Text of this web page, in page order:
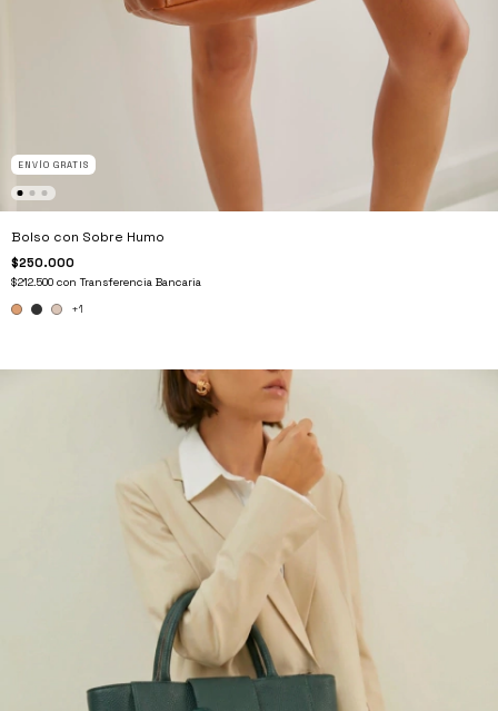
ENVÍO GRATIS
Bolso con Sobre Humo
$250.000
$212.500 con Transferencia Bancaria
+1